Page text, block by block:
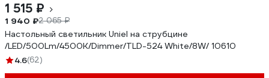
1 515 ₽
1 940 ₽2 065 ₽
Настольный светильник Uniel на струбцине
/LED/500Lm/4500K/Dimmer/TLD-524 White/8W/ 10610
4.6(62)